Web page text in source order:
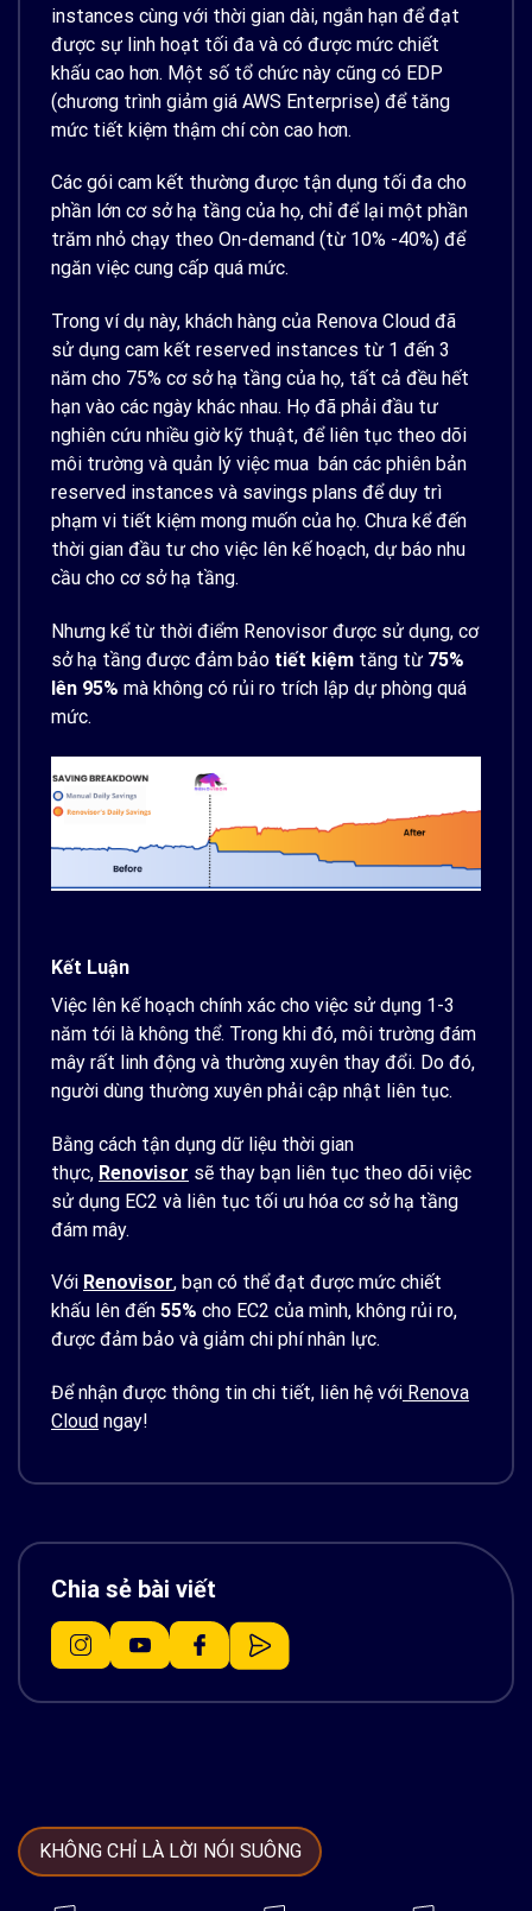
instances cùng với thời gian dài, ngắn hạn để đạt
được sự linh hoạt tối đa và có được mức chiết
khấu cao hơn. Một số tổ chức này cũng có EDP
(chương trình giảm giá AWS Enterprise) để tăng
mức tiết kiệm thậm chí còn cao hơn.
Các gói cam kết thường được tận dụng tối đa cho
phần lớn cơ sở hạ tầng của họ, chỉ để lại một phần
trăm nhỏ chạy theo On-demand (từ 10% -40%) để
ngăn việc cung cấp quá mức.
Trong ví dụ này, khách hàng của Renova Cloud đã
sử dụng cam kết reserved instances từ 1 đến 3
năm cho 75% cơ sở hạ tầng của họ, tất cả đều hết
hạn vào các ngày khác nhau. Họ đã phải đầu tư
nghiên cứu nhiều giờ kỹ thuật, để liên tục theo dõi
môi trường và quản lý việc mua bán các phiên bản
reserved instances và savings plans để duy trì
phạm vi tiết kiệm mong muốn của họ. Chưa kể đến
thời gian đầu tư cho việc lên kế hoạch, dự báo nhu
cầu cho cơ sở hạ tầng.
Nhưng kể từ thời điểm Renovisor được sử dụng, cơ
sở hạ tầng được đảm bảo tiết kiệm tăng từ 75%
lên 95% mà không có rủi ro trích lập dự phòng quá
mức.
Kết Luận
Việc lên kế hoạch chính xác cho việc sử dụng 1-3
năm tới là không thể. Trong khi đó, môi trường đám
mây rất linh động và thường xuyên thay đổi. Do đó,
người dùng thường xuyên phải cập nhật liên tục.
Bằng cách tận dụng dữ liệu thời gian
thực, Renovisor sẽ thay bạn liên tục theo dõi việc
sử dụng EC2 và liên tục tối ưu hóa cơ sở hạ tầng
đám mây.
Với Renovisor, bạn có thể đạt được mức chiết
khấu lên đến 55% cho EC2 của mình, không rủi ro,
được đảm bảo và giảm chi phí nhân lực.
Để nhận được thông tin chi tiết, liên hệ với Renova
Cloud ngay!
Chia sẻ bài viết
KHÔNG CHỈ LÀ LỜI NÓI SUÔNG